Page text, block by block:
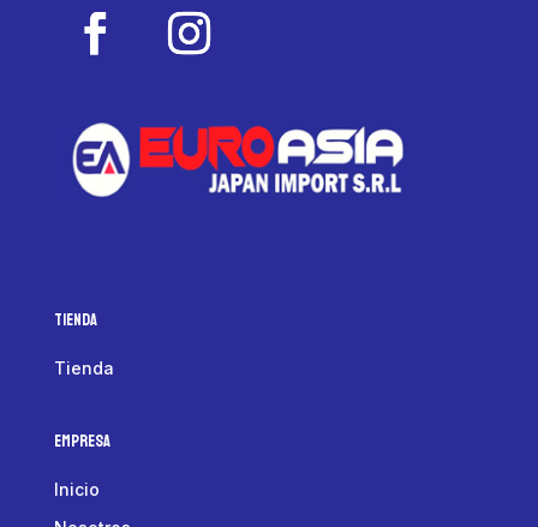
Tienda
Tienda
Empresa
Inicio